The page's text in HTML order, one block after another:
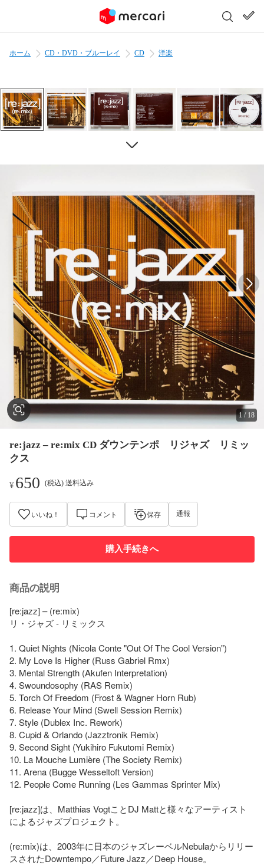
ホーム CD・DVD・ブルーレイ CD 洋楽
1 / 18
re:jazz – re:mix CD ダウンテンポ リジャズ リミッ
クス
¥650 (税込) 送料込み
いいね！ コメント 保存 通報
購入手続きへ
商品の説明
[re:jazz] – (re:mix)
リ・ジャズ - リミックス
1. Quiet Nights (Nicola Conte "Out Of The Cool Version")
2. My Love Is Higher (Russ Gabriel Rmx)
3. Mental Strength (Akufen Interpretation)
4. Swoundosophy (RAS Remix)
5. Torch Of Freedom (Frost & Wagner Horn Rub)
6. Release Your Mind (Swell Session Remix)
7. Style (Dublex Inc. Rework)
8. Cupid & Orlando (Jazztronik Remix)
9. Second Sight (Yukihiro Fukutomi Remix)
10. La Mouche Lumière (The Society Remix)
11. Arena (Bugge Wesseltoft Version)
12. People Come Running (Les Gammas Sprinter Mix)
[re:jazz]は、Matthias VogtことDJ Mattと様々なアーティスト
によるジャズプロジェクト。
(re:mix)は、2003年に日本のジャズレーベルNebulaからリリー
スされたDowntempo／Future Jazz／Deep House。